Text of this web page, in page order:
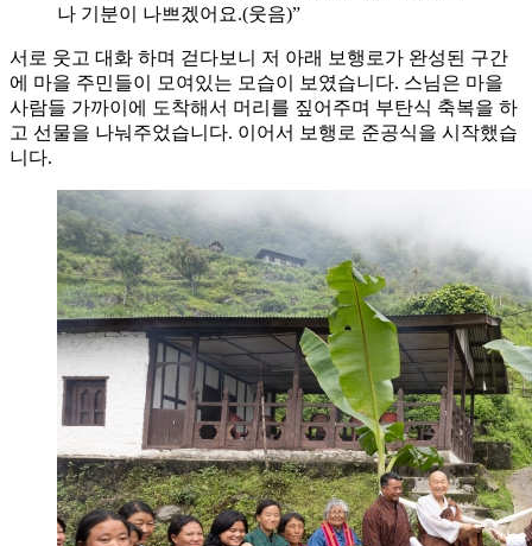
나 기분이 나쁘겠어요.(웃음)”
서로 웃고 대화 하며 걷다보니 저 아래 보행로가 완성된 구간
에 마을 주민들이 모여있는 모습이 보였습니다. 스님은 마을
사람들 가까이에 도착해서 머리를 짚어주며 부탄식 축복을 하
고 선물을 나눠주었습니다. 이어서 보행로 준공식을 시작했습
니다.